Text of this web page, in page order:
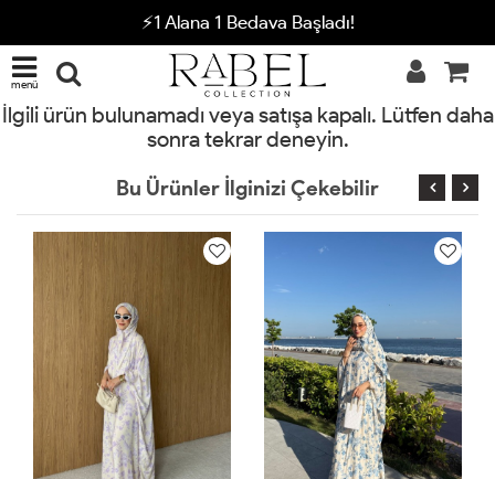
⚡1 Alana 1 Bedava Başladı!
menü
İlgili ürün bulunamadı veya satışa kapalı. Lütfen daha
sonra tekrar deneyin.
Bu Ürünler İlginizi Çekebilir